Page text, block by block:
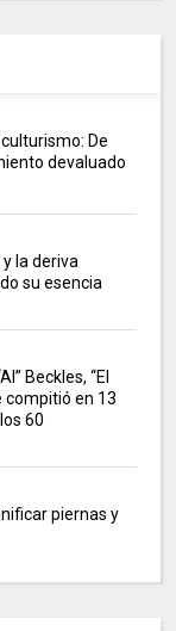
De
devaluado
la deriva
su esencia
Beckles, “El
compitió en 13
60
piernas y